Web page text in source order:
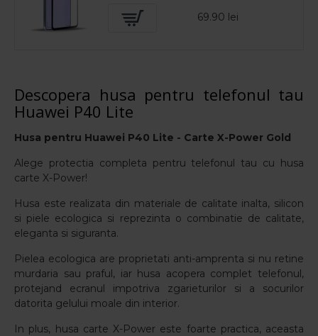
69.90 lei
Descopera husa pentru telefonul tau
Huawei P40 Lite
Husa pentru Huawei P40 Lite - Carte X-Power Gold
Alege protectia completa pentru telefonul tau cu husa
carte X-Power!
Husa este realizata din materiale de calitate inalta, silicon
si piele ecologica si reprezinta o combinatie de calitate,
eleganta si siguranta.
Pielea ecologica are proprietati anti-amprenta si nu retine
murdaria sau praful, iar husa acopera complet telefonul,
protejand ecranul impotriva zgarieturilor si a socurilor
datorita gelului moale din interior.
In plus, husa carte X-Power este foarte practica, aceasta